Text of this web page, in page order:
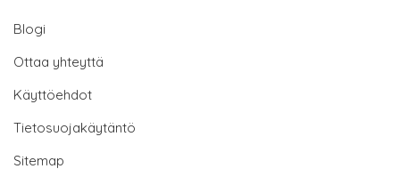
Blogi
Ottaa yhteyttä
Käyttöehdot
Tietosuojakäytäntö
Sitemap